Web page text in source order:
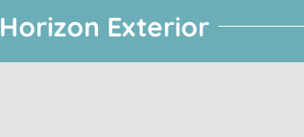
Horizon Exterior